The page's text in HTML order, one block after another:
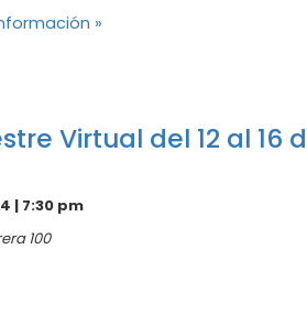
»
Virtual del 12 al 16
| 7:30 pm
100